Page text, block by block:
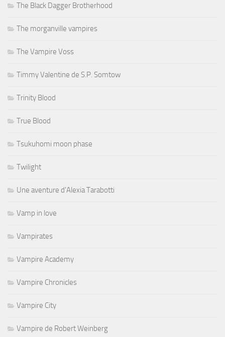
The Black Dagger Brotherhood
The morganville vampires
The Vampire Voss
Timmy Valentine de S.P. Somtow
Trinity Blood
True Blood
Tsukuhomi moon phase
Twilight
Une aventure d'Alexia Tarabotti
Vamp in love
Vampirates
Vampire Academy
Vampire Chronicles
Vampire City
Vampire de Robert Weinberg